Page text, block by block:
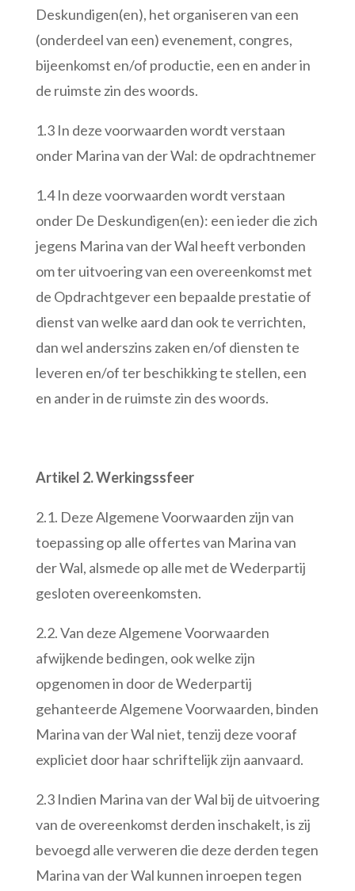
Deskundigen(en), het organiseren van een
(onderdeel van een) evenement, congres,
bijeenkomst en/of productie, een en ander in
de ruimste zin des woords.
1.3 In deze voorwaarden wordt verstaan
onder Marina van der Wal: de opdrachtnemer
1.4 In deze voorwaarden wordt verstaan
onder De Deskundigen(en): een ieder die zich
jegens Marina van der Wal heeft verbonden
om ter uitvoering van een overeenkomst met
de Opdrachtgever een bepaalde prestatie of
dienst van welke aard dan ook te verrichten,
dan wel anderszins zaken en/of diensten te
leveren en/of ter beschikking te stellen, een
en ander in de ruimste zin des woords.
Artikel 2. Werkingssfeer
2.1. Deze Algemene Voorwaarden zijn van
toepassing op alle offertes van Marina van
der Wal, alsmede op alle met de Wederpartij
gesloten overeenkomsten.
2.2. Van deze Algemene Voorwaarden
afwijkende bedingen, ook welke zijn
opgenomen in door de Wederpartij
gehanteerde Algemene Voorwaarden, binden
Marina van der Wal niet, tenzij deze vooraf
expliciet door haar schriftelijk zijn aanvaard.
2.3 Indien Marina van der Wal bij de uitvoering
van de overeenkomst derden inschakelt, is zij
bevoegd alle verweren die deze derden tegen
Marina van der Wal kunnen inroepen tegen